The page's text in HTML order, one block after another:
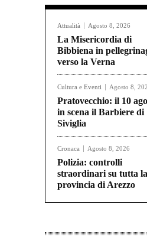
Attualità Agosto 8, 2026
La Misericordia di
Bibbiena in
verso la Verna
Cultura e Eventi Agosto 8,
Pratovecchio: il 10
in scena il Barbiere di
Siviglia
Cronaca Agosto 8, 2026
Polizia: controlli
straordinari su tutta la
provincia di Arezzo